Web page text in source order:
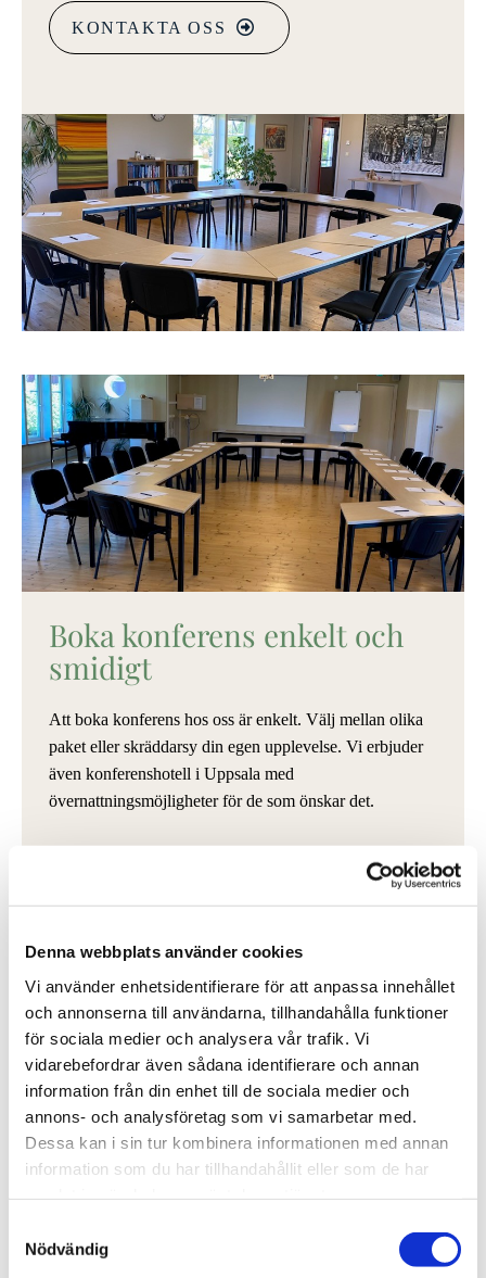
Denna webbplats använder cookies
Vi använder enhetsidentifierare för att anpassa innehållet
och annonserna till användarna, tillhandahålla funktioner
för sociala medier och analysera vår trafik. Vi
vidarebefordrar även sådana identifierare och annan
information från din enhet till de sociala medier och
annons- och analysföretag som vi samarbetar med.
Dessa kan i sin tur kombinera informationen med annan
information som du har tillhandahållit eller som de har
Nödvändig
KONTAKTA OSS
Boka konferens enkelt och
smidigt
Att boka konferens hos oss är enkelt. Välj mellan olika
paket eller skräddarsy din egen upplevelse. Vi erbjuder
även konferenshotell i Uppsala med
övernattningsmöjligheter för de som önskar det.
Alla våra rum är utrustade för att din presentation eller
behöver för en lyckad Uppsala konferens.
PC-kanon
Block och pennor till konferensdeltagarna.
KONTAKTA OSS